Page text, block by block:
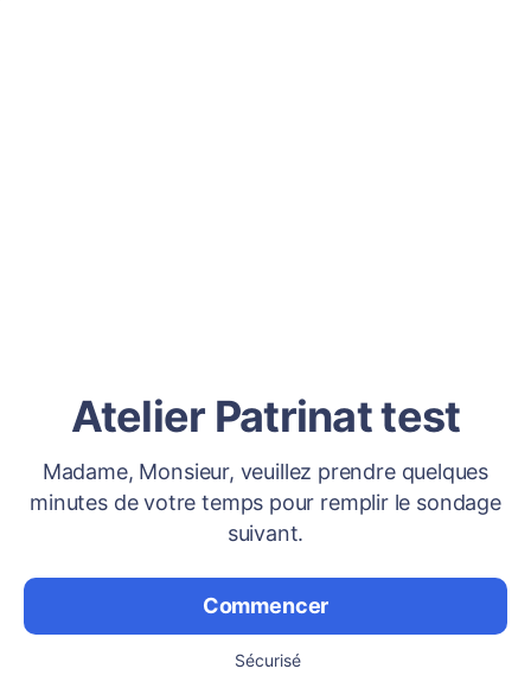
Atelier Patrinat test
Madame, Monsieur, veuillez prendre quelques
minutes de votre temps pour remplir le sondage
suivant.
Commencer
Sécurisé